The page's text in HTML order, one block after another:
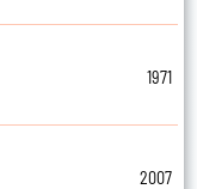
1971
2007